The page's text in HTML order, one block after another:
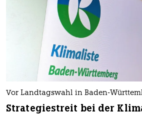
Vor Landtagswahl in Baden-
Strategiestreit bei der